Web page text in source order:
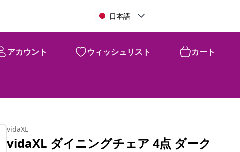
日本語
アカウント ウィッシュリスト カート
vidaXL
vidaXL ダイニングチェア 4点 ダーク